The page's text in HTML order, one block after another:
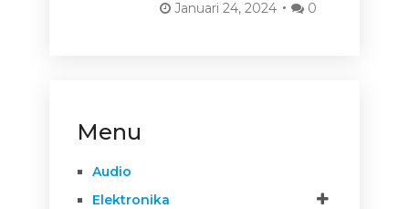
Januari 24, 2024 0
Menu
Audio
Elektronika